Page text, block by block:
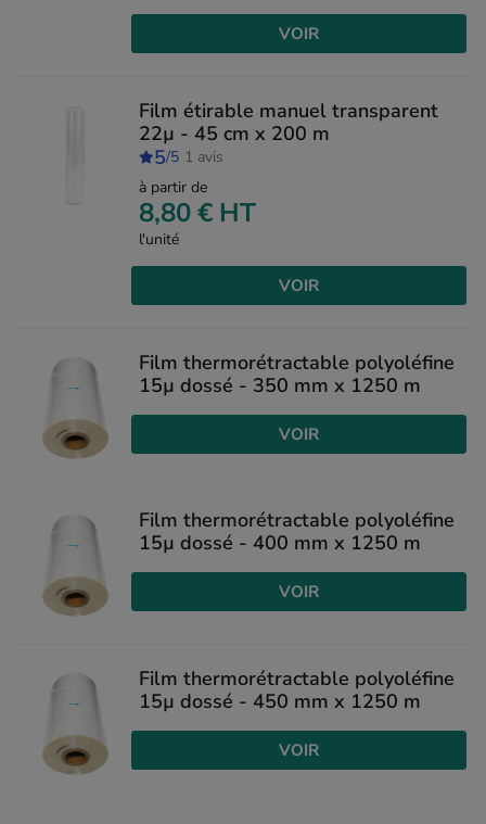
VOIR
Film étirable manuel transparent
22µ - 45 cm x 200 m
5/5 1 avis
à partir de
8,80 € HT
l'unité
VOIR
Film thermorétractable polyoléfine
15µ dossé - 350 mm x 1250 m
VOIR
Film thermorétractable polyoléfine
15µ dossé - 400 mm x 1250 m
VOIR
Film thermorétractable polyoléfine
15µ dossé - 450 mm x 1250 m
VOIR